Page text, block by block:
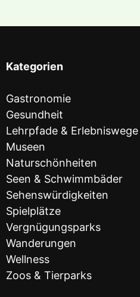
Kategorien
Gastronomie
Gesundheit
Lehrpfade & Erlebniswege
Museen
Naturschönheiten
Seen & Schwimmbäder
Sehenswürdigkeiten
Spielplätze
Vergnügungsparks
Wanderungen
Wellness
Zoos & Tierparks